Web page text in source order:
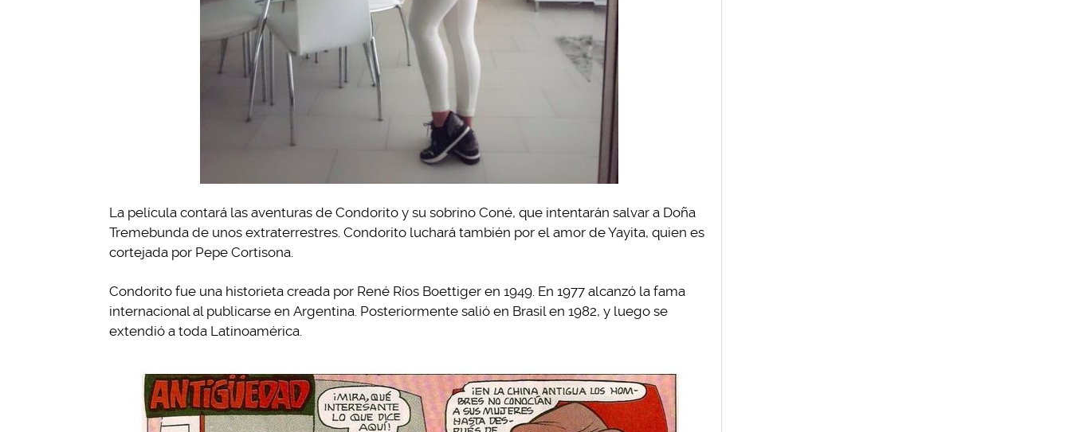
La película contará las aventuras de Condorito y su sobrino Coné, que intentarán salvar a Doña
Tremebunda de unos extraterrestres. Condorito luchará también por el amor de Yayita, quien es
cortejada por Pepe Cortisona.
Condorito fue una historieta creada por René Ríos Boettiger en 1949. En 1977 alcanzó la fama
internacional al publicarse en Argentina. Posteriormente salió en Brasil en 1982, y luego se
extendió a toda Latinoamérica.